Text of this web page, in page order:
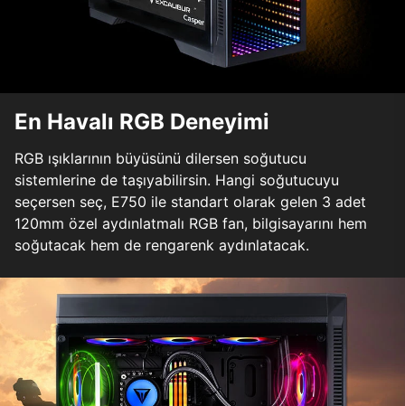
En Havalı RGB Deneyimi
RGB ışıklarının büyüsünü dilersen soğutucu
sistemlerine de taşıyabilirsin. Hangi soğutucuyu
seçersen seç, E750 ile standart olarak gelen 3 adet
120mm özel aydınlatmalı RGB fan, bilgisayarını hem
soğutacak hem de rengarenk aydınlatacak.